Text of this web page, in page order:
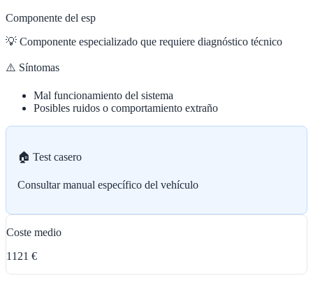
Componente del esp
💡 Componente especializado que requiere diagnóstico técnico
⚠️ Síntomas
Mal funcionamiento del sistema
Posibles ruidos o comportamiento extraño
🏠 Test casero
Consultar manual específico del vehículo
Coste medio
1121 €